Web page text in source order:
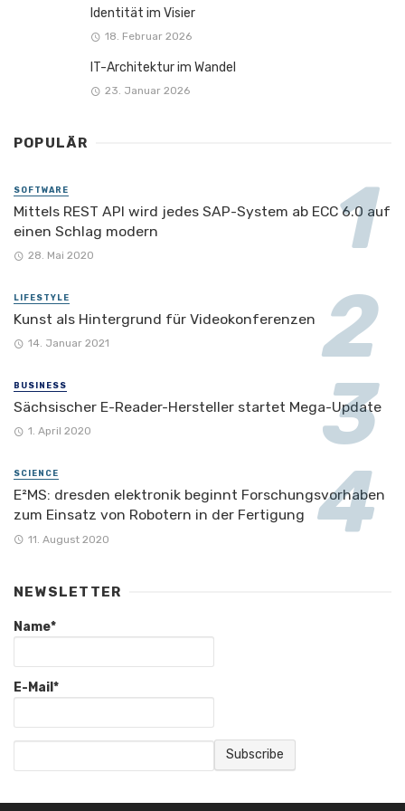
Identität im Visier
18. Februar 2026
IT-Architektur im Wandel
23. Januar 2026
POPULÄR
SOFTWARE
Mittels REST API wird jedes SAP-System ab ECC 6.0 auf
einen Schlag modern
28. Mai 2020
LIFESTYLE
Kunst als Hintergrund für Videokonferenzen
14. Januar 2021
BUSINESS
Sächsischer E-Reader-Hersteller startet Mega-Update
1. April 2020
SCIENCE
E²MS: dresden elektronik beginnt Forschungsvorhaben
zum Einsatz von Robotern in der Fertigung
11. August 2020
NEWSLETTER
Name*
E-Mail*